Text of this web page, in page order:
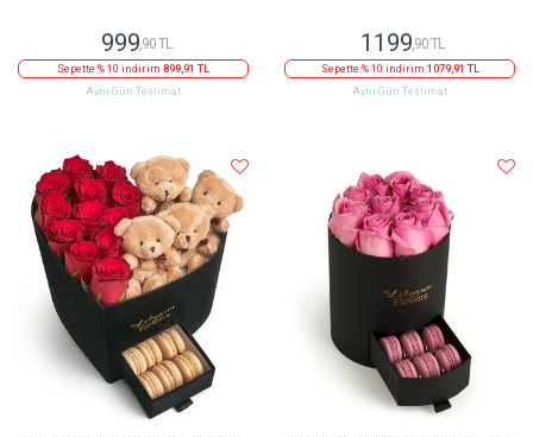
999,90 TL
Sepette % 10 indirim 899,91 TL
Aynı Gün Teslimat
1199 ,90 TL
Sepette % 10 indirim 1079,91 TL
Aynı Gün Teslimat